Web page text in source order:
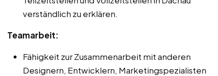
verständlich zu erklären.
Teamarbeit:
Fähigkeit zur Zusammenarbeit mit anderen
Designern, Entwicklern, Marketingspezialisten